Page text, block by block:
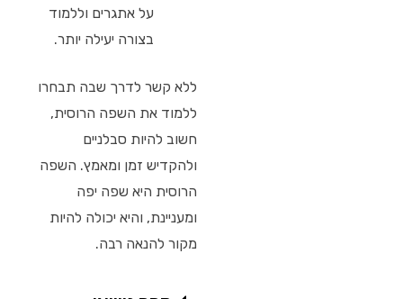
על אתגרים וללמוד
בצורה יעילה יותר.
ללא קשר לדרך שבה תבחרו
ללמוד את השפה הרוסית,
חשוב להיות סבלניים
ולהקדיש זמן ומאמץ. השפה
הרוסית היא שפה יפה
ומעניינת, והיא יכולה להיות
מקור להנאה רבה.